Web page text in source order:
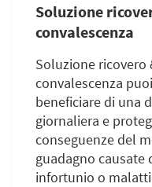
Soluzione
convalescenza
Soluzione ricovero
convalescenza puoi
beneficiare di una
giornaliera e
conseguenze del
guadagno causate
infortunio o